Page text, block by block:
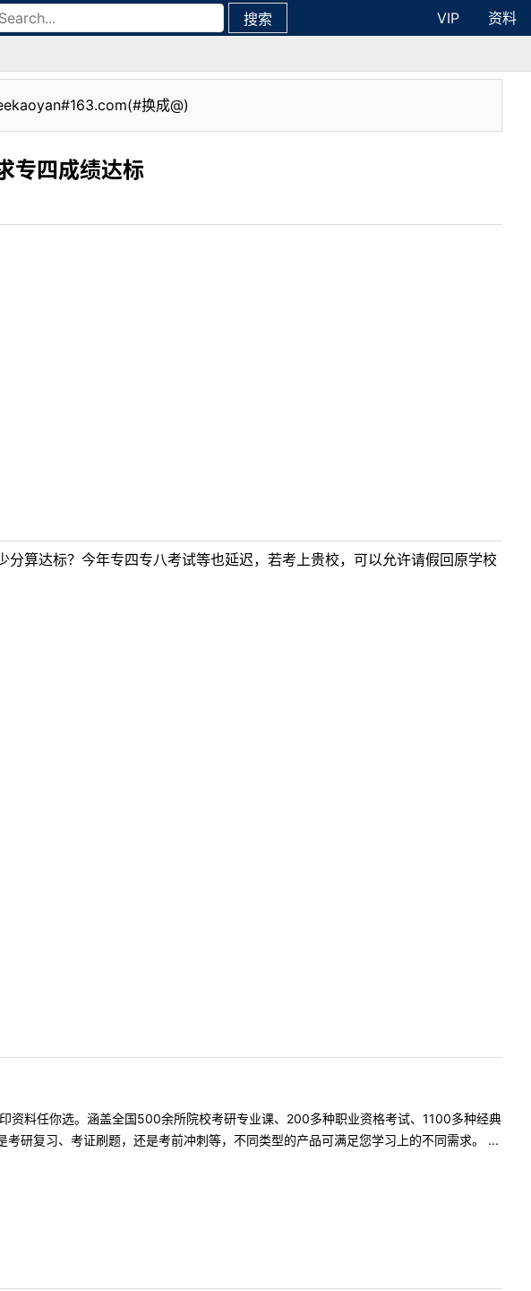
搜索 VIP
资料
换成@)
专四成绩达标
算达标？今年专四专八考试等也延迟，若考上贵校，可以允许请假回原学校
资料任你选。涵盖全国500余所院校考研专业课、200多种职业资格考试、1100多种经典
研复习、考证刷题，还是考前冲刺等，不同类型的产品可满足您学习上的不同需求。 ...